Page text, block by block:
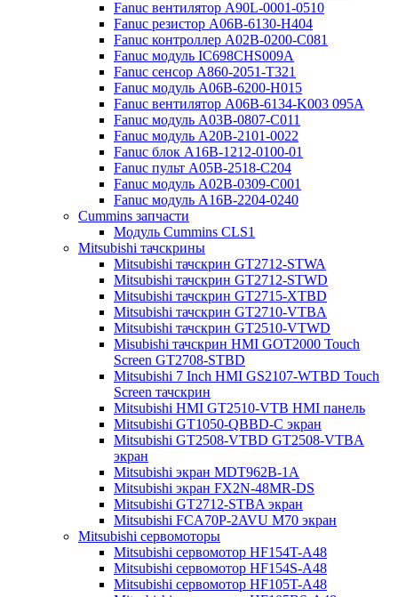
Fanuc вентилятор A90L-0001-0510
Fanuc резистор A06B-6130-H404
Fanuc контроллер A02B-0200-C081
Fanuc модуль IC698CHS009A
Fanuc сенсор A860-2051-T321
Fanuc модуль A06B-6200-H015
Fanuc вентилятор A06B-6134-K003 095A
Fanuc модуль A03B-0807-C011
Fanuc модуль A20B-2101-0022
Fanuc блок A16B-1212-0100-01
Fanuc пульт A05B-2518-C204
Fanuc модуль A02B-0309-C001
Fanuc модуль A16B-2204-0240
Cummins запчасти
Модуль Cummins CLS1
Mitsubishi тачскрины
Mitsubishi тачскрин GT2712-STWA
Mitsubishi тачскрин GT2712-STWD
Mitsubishi тачскрин GT2715-XTBD
Mitsubishi тачскрин GT2710-VTBA
Mitsubishi тачскрин GT2510-VTWD
Misubishi тачскрин HMI GOT2000 Touch
Screen GT2708-STBD
Mitsubishi 7 Inch HMI GS2107-WTBD Touch
Screen тачскрин
Mitsubishi HMI GT2510-VTB HMI панель
Mitsubishi GT1050-QBBD-C экран
Mitsubishi GT2508-VTBD GT2508-VTBA
экран
Mitsubishi экран MDT962B-1A
Mitsubishi экран FX2N-48MR-DS
Mitsubishi GT2712-STBA экран
Mitsubishi FCA70P-2AVU M70 экран
Mitsubishi сервомоторы
Mitsubishi сервомотор HF154T-A48
Mitsubishi сервомотор HF154S-A48
Mitsubishi сервомотор HF105T-A48